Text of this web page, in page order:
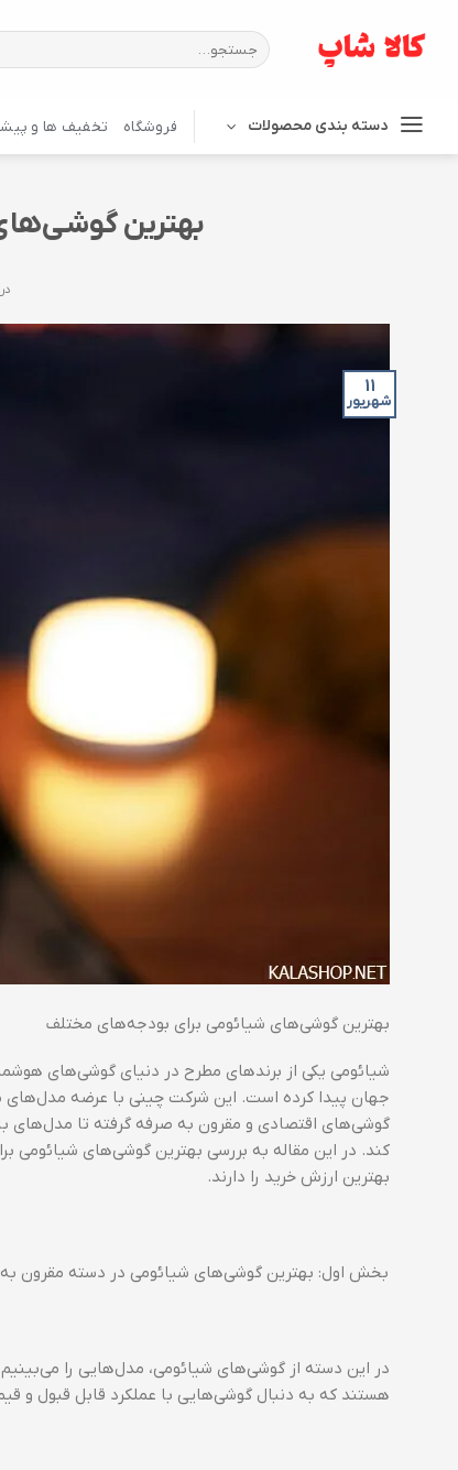
جستجو
برای:
دسته بندی محصولات فروشگاه تخفیف ها و
بهترین
۱۱
شهریور
بهترین گوشی‌های شیائومی برای بودجه‌های مختلف
شیائومی یکی از برندهای مطرح در دنیای گوشی‌های
جهان پیدا کرده است. این شرکت چینی با عرضه مدل‌های
گوشی‌های اقتصادی و مقرون به صرفه گرفته تا مدل‌های
کند. در این مقاله به بررسی بهترین گوشی‌های شیائومی
بهترین ارزش خرید را دارند.
بخش اول: بهترین گوشی‌های شیائومی در دسته مقرون به صرفه (زیر ۵
در این دسته از گوشی‌های شیائومی، مدل‌هایی را
هستند که به دنبال گوشی‌هایی با عملکرد قابل قبول و